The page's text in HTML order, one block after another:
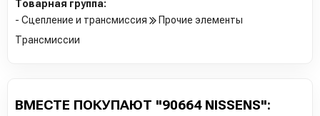
Товарная группа:
- Сцепление и трансмиссия
Прочие элементы
Трансмиссии
ВМЕСТЕ ПОКУПАЮТ "90664 NISSENS":